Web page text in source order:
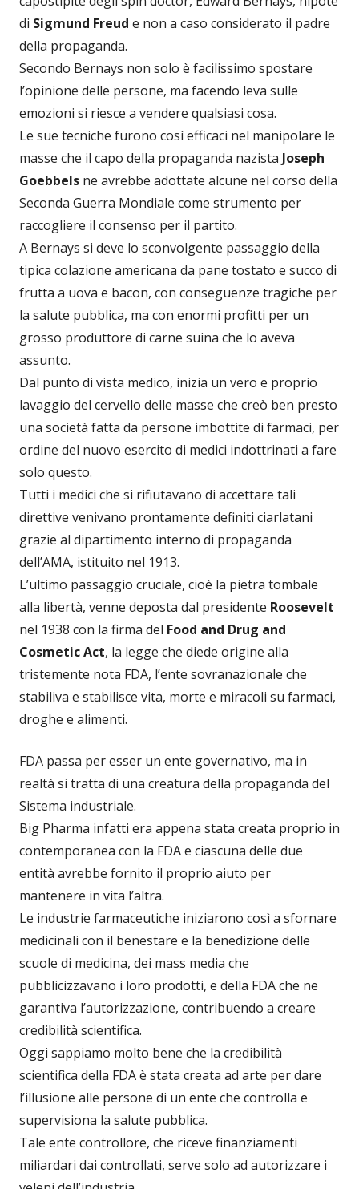
di Sigmund Freud e non a caso considerato il padre
della propaganda.
Secondo Bernays non solo è facilissimo spostare
l’opinione delle persone, ma facendo leva sulle
emozioni si riesce a vendere qualsiasi cosa.
Le sue tecniche furono così efficaci nel manipolare le
masse che il capo della propaganda nazista Joseph
Goebbels ne avrebbe adottate alcune nel corso della
Seconda Guerra Mondiale come strumento per
raccogliere il consenso per il partito.
A Bernays si deve lo sconvolgente passaggio della
tipica colazione americana da pane tostato e succo di
frutta a uova e bacon, con conseguenze tragiche per
la salute pubblica, ma con enormi profitti per un
grosso produttore di carne suina che lo aveva
assunto.
Dal punto di vista medico, inizia un vero e proprio
lavaggio del cervello delle masse che creò ben presto
una società fatta da persone imbottite di farmaci, per
ordine del nuovo esercito di medici indottrinati a fare
solo questo.
Tutti i medici che si rifiutavano di accettare tali
direttive venivano prontamente definiti ciarlatani
grazie al dipartimento interno di propaganda
dell’AMA, istituito nel 1913.
L’ultimo passaggio cruciale, cioè la pietra tombale
alla libertà, venne deposta dal presidente Roosevelt
nel 1938 con la firma del Food and Drug and
Cosmetic Act, la legge che diede origine alla
tristemente nota FDA, l’ente sovranazionale che
stabiliva e stabilisce vita, morte e miracoli su farmaci,
droghe e alimenti.
FDA passa per esser un ente governativo, ma in
realtà si tratta di una creatura della propaganda del
Sistema industriale.
Big Pharma infatti era appena stata creata proprio in
contemporanea con la FDA e ciascuna delle due
entità avrebbe fornito il proprio aiuto per
mantenere in vita l’altra.
Le industrie farmaceutiche iniziarono così a sfornare
medicinali con il benestare e la benedizione delle
scuole di medicina, dei mass media che
pubblicizzavano i loro prodotti, e della FDA che ne
garantiva l’autorizzazione, contribuendo a creare
credibilità scientifica.
Oggi sappiamo molto bene che la credibilità
scientifica della FDA è stata creata ad arte per dare
l’illusione alle persone di un ente che controlla e
supervisiona la salute pubblica.
Tale ente controllore, che riceve finanziamenti
miliardari dai controllati, serve solo ad autorizzare i